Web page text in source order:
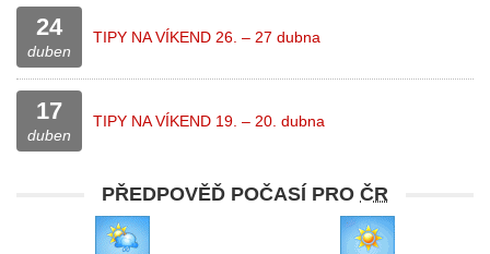
24
duben
TIPY NA VÍKEND 26. – 27 dubna
17
duben
TIPY NA VÍKEND 19. – 20. dubna
PŘEDPOVĚĎ POČASÍ PRO ČR